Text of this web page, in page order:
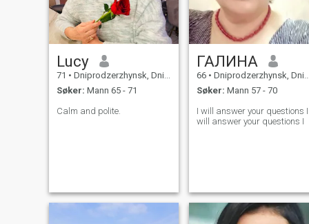
Lucy
71 • Dniprodzerzhynsk, Dnipropetrovs'k, Ukraina
Søker: Mann 65 - 71
Calm and polite.
ГАЛИНА
66 • Dniprodzerzhynsk, Dnipropetrovs'k, Ukraina
Søker: Mann 57 - 70
I will answer your questions I
will answer your questions I